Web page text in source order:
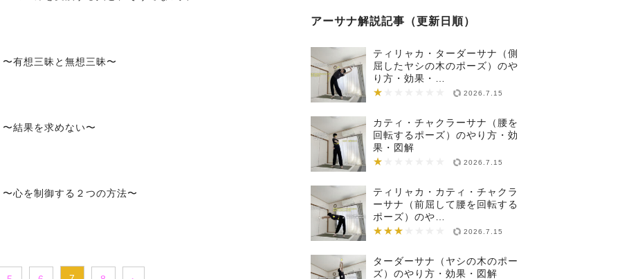
有想三昧と無想三昧〜
結果を求めない〜
心を制御する２つの方法〜
アーサナ解説記事（更新日順）
ティリャカ・ターダーサナ（側
屈したヤシの木のポーズ）のや
り方・効果・…
★
★★★★★★★ 2026.7.15
カティ・チャクラーサナ（腰を
回転するポーズ）のやり方・効
果・図解
★
★★★★★★★ 2026.7.15
ティリャカ・カティ・チャクラ
ーサナ（前屈して腰を回転する
ポーズ）のや…
★★★
★★★★★★★ 2026.7.15
ターダーサナ（ヤシの木のポー
ズ）のやり方・効果・図解